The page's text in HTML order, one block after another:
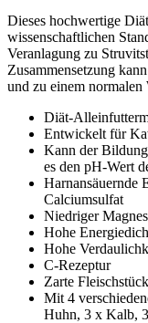
Dieses hochwertige
wissenschaftlichen
Veranlagung zu
Zusammensetzung
und zu einem
Diät-
Entwickelt für
Kann der
es den pH-Wert
Harnansäuernde
Calciumsulfat
Niedriger
Hohe
Hohe
C-Rezeptur
Zarte
Mit 4
Huhn, 3 x Kalb,